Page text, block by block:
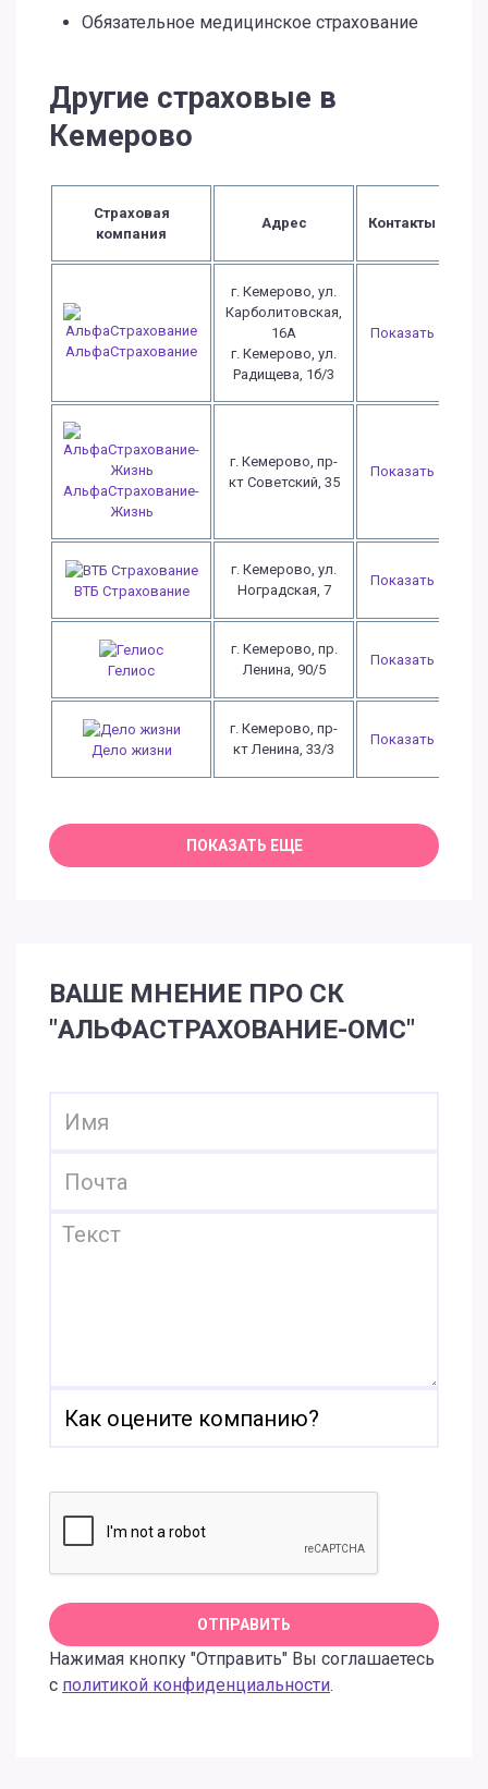
Обязательное медицинское страхование
Другие страховые в
Кемерово
Страховая
компания
Адрес Контакты
АльфаСтрахование
г. Кемерово, ул.
Карболитовская,
16А
г. Кемерово, ул.
Радищева, 1б/3
Показать
АльфаСтрахование-
Жизнь
г. Кемерово, пр-
кт Советский, 35
Показать
ВТБ Страхование
г. Кемерово, ул.
Ноградская, 7
Показать
Гелиос
г. Кемерово, пр.
Ленина, 90/5
Показать
Дело жизни
г. Кемерово, пр-
кт Ленина, 33/3
Показать
ВАШЕ МНЕНИЕ ПРО СК
"АЛЬФАСТРАХОВАНИЕ-ОМС"
Нажимая кнопку "Отправить" Вы соглашаетесь
с политикой конфиденциальности.